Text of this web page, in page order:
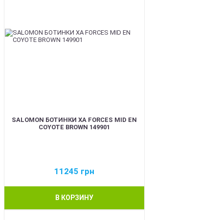
SALOMON БОТИНКИ XA FORCES MID EN
COYOTE BROWN 149901
11245 грн
В КОРЗИНУ